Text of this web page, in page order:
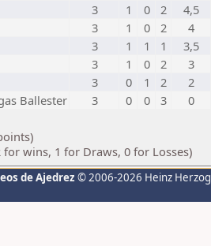
3 1 0 2 4,5
3 1 0 2 4
3 1 1 1 3,5
3 1 0 2 3
3 0 1 2 2
Ballester 3 0 0 3 0
wins, 1 for Draws, 0 for Losses)
de Ajedrez © 2006-2026 Heinz Herzog